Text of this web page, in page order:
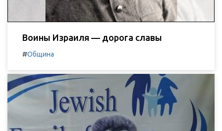
Воины Израиля — дорога славы
#Община